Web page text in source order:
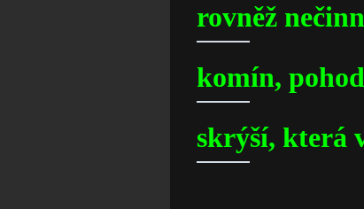
rovněž
komín,
skrýší, která